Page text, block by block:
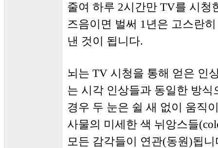
줄여 하루 2시간만 TV를 시청
즈음이면 벌써 1년은 고스란
낸 것이 됩니다.
뇌는 TV 시청을 통해 얻은 인
는 시각 인상들과 동일한 방
경우 두 눈은 쉴 새 없이 움직
사물의 미세한 색 뉘앙스들
모든 감각들이 연관(동원)됩